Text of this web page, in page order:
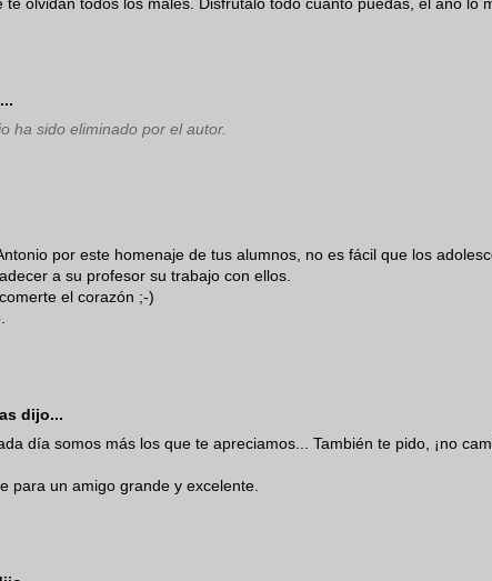
ha sido eliminado por el autor.
por este homenaje de tus alumnos, no es fácil que los
a su profesor su trabajo con ellos.
el corazón ;-)
dijo...
día somos más los que te apreciamos... También te pido, ¡no
para un amigo grande y excelente.